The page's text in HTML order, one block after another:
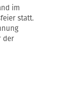
im
statt.
der